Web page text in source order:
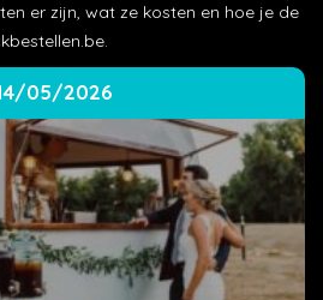
er zijn, wat ze kosten en hoe je de
05/2026